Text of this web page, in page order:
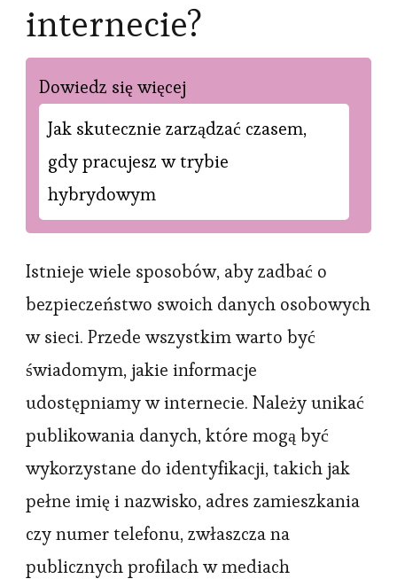
internecie?
Dowiedz się więcej
Jak skutecznie zarządzać czasem,
gdy pracujesz w trybie
hybrydowym
Istnieje wiele sposobów, aby zadbać o
bezpieczeństwo swoich danych osobowych
w sieci. Przede wszystkim warto być
świadomym, jakie informacje
udostępniamy w internecie. Należy unikać
publikowania danych, które mogą być
wykorzystane do identyfikacji, takich jak
pełne imię i nazwisko, adres zamieszkania
czy numer telefonu, zwłaszcza na
publicznych profilach w mediach